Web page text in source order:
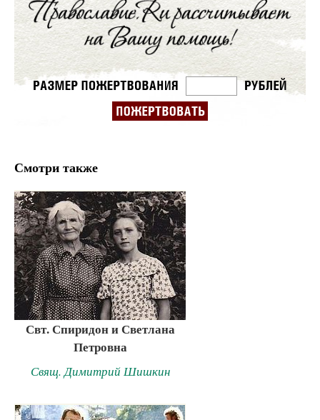
Смотри также
Свт. Спиридон и Светлана
Петровна
Свящ. Димитрий Шишкин